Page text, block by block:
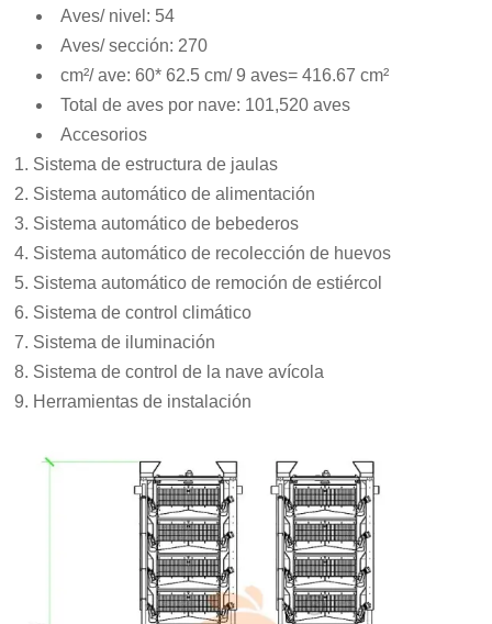
Aves/ nivel: 54
Aves/ sección: 270
cm²/ ave: 60* 62.5 cm/ 9 aves= 416.67 cm²
Total de aves por nave: 101,520 aves
Accesorios
Sistema de estructura de jaulas
Sistema automático de alimentación
Sistema automático de bebederos
Sistema automático de recolección de huevos
Sistema automático de remoción de estiércol
Sistema de control climático
Sistema de iluminación
Sistema de control de la nave avícola
Herramientas de instalación